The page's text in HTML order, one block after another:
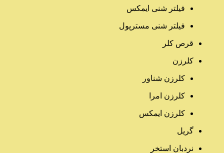
فیلتر شنی ایمکس
فیلتر شنی مسترپول
قرص کلر
کلرزن
کلرزن شناور
کلرزن امرا
کلرزن ایمکس
گریل
نردبان استخر